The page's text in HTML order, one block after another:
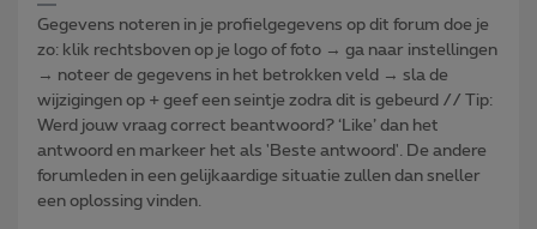
Gegevens noteren in je profielgegevens op dit forum doe je
zo: klik rechtsboven op je logo of foto → ga naar instellingen
→ noteer de gegevens in het betrokken veld → sla de
wijzigingen op + geef een seintje zodra dit is gebeurd // Tip:
Werd jouw vraag correct beantwoord? ‘Like’ dan het
antwoord en markeer het als 'Beste antwoord'. De andere
forumleden in een gelijkaardige situatie zullen dan sneller
een oplossing vinden.